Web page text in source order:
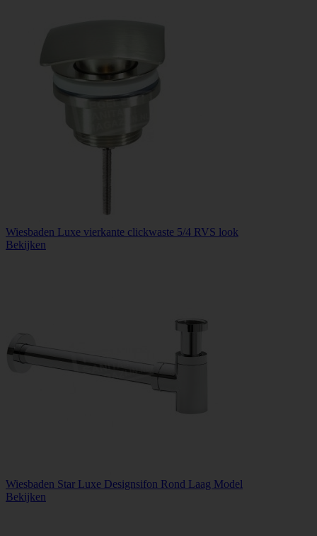
Wiesbaden Luxe vierkante clickwaste 5/4 RVS look
Bekijken
Wiesbaden Star Luxe Designsifon Rond Laag Model
Bekijken